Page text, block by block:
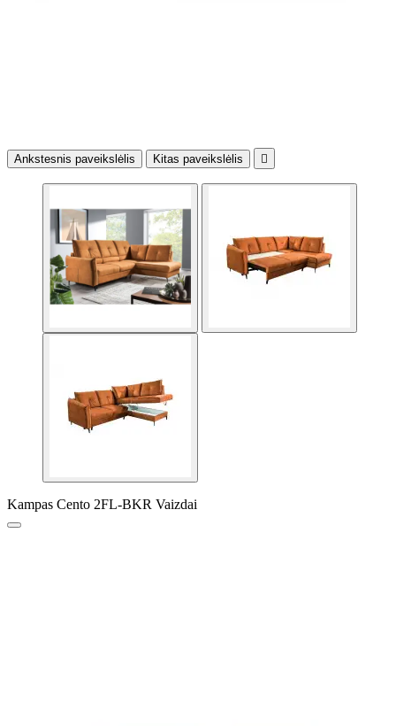
Ankstesnis paveikslėlis Kitas paveikslėlis 
Kampas Cento 2FL-BKR Vaizdai